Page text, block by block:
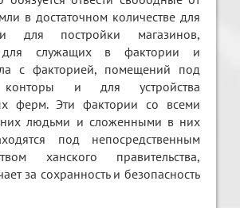
в достаточном количестве для
для постройки магазинов,
служащих в фактории и
с факторией, помещений под
конторы и для устройства
ферм. Эти фактории со всеми
людьми и сложенными в них
под непосредственным
ханского правительства,
за сохранность и безопасность